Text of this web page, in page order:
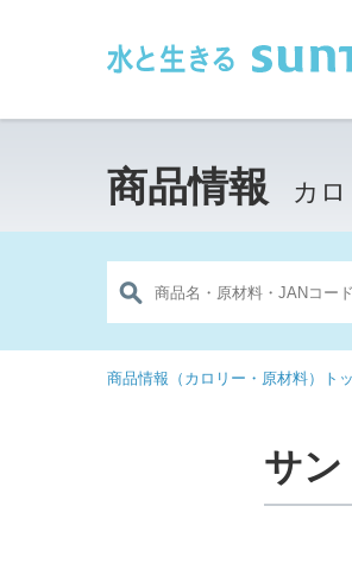
商品情報 カ
商品情報（カロリー・原材料）ト
サン